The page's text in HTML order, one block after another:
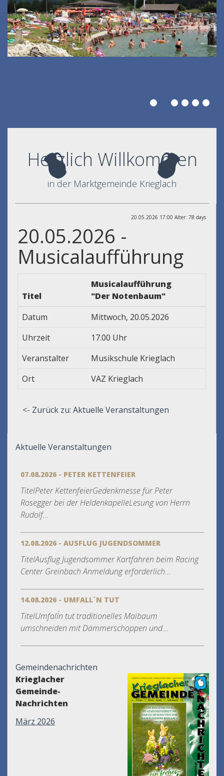
Herzlich Willkommen
in der Marktgemeinde Krieglach
20.05.2026 17:00 Alter: 78 days
20.05.2026 -
Musicalaufführung
Titel
Musicalaufführung
"Der Notenbaum"
Datum
Mittwoch, 20.05.2026
Uhrzeit
17.00 Uhr
Veranstalter
Musikschule Krieglach
Ort
VAZ Krieglach
<- Zurück zu: Aktuelle Veranstaltungen
Aktuelle Veranstaltungen
07.08.2026 - PETER KETTENFEIER
TitelPeter KettenfeierGedenkmesse für Peter
Rosegger bei der HeldenkapelleLesung von Herrn
Rudolf...
12.08.2026 - AUSFLUG JUGENDSOMMER
TitelAusflug Jugendsommer Kartfahren beim Racing
Center Greinbach Anmeldung erforderlich...
14.08.2026 - UMFALL´N TUT
TitelUmfall´n tut traditionelles Maibaum
umschneiden mit Dämmerschoppen und...
Gemeindenachrichten
Krieglacher
Gemeinde-
Nachrichten
März 2026